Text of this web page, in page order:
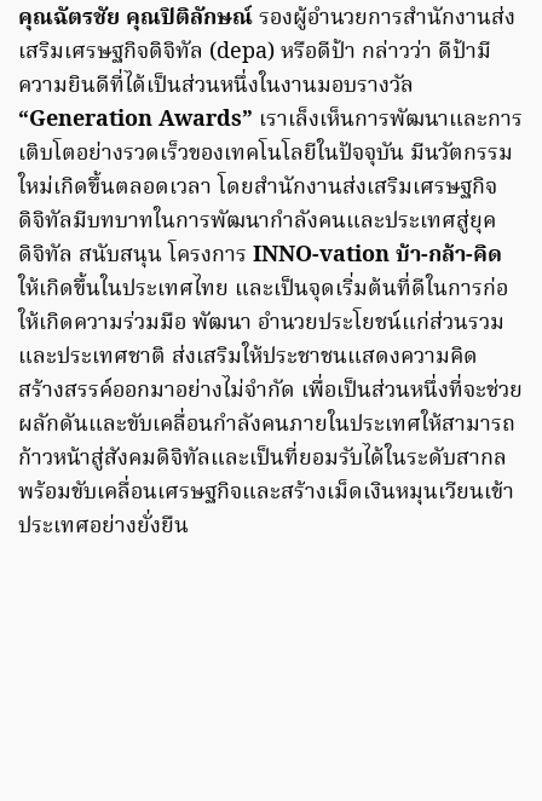
คุณฉัตรชัย คุณปิติลักษณ์รองผู้อำนวยการสำนักงานส่ง
เสริมเศรษฐกิจดิจิทัล (depa) หรือดีป้า กล่าวว่า ดีป้ามี
ความยินดีที่ได้เป็นส่วนหนึ่งในงานมอบรางวัล
“Generation Awards” เราเล็งเห็นการพัฒนาและการ
เติบโตอย่างรวดเร็วของเทคโนโลยีในปัจจุบัน มีนวัตกรรม
ใหม่เกิดขึ้นตลอดเวลา โดยสำนักงานส่งเสริมเศรษฐกิจ
ดิจิทัลมีบทบาทในการพัฒนากำลังคนและประเทศสู่ยุค
ดิจิทัล สนับสนุน โครงการ INNO-vation บ้า-กล้า-คิด
ให้เกิดขึ้นในประเทศไทย และเป็นจุดเริ่มต้นที่ดีในการก่อ
ให้เกิดความร่วมมือ พัฒนา อำนวยประโยชน์แก่ส่วนรวม
และประเทศชาติ ส่งเสริมให้ประชาชนแสดงความคิด
สร้างสรรค์ออกมาอย่างไม่จำกัด เพื่อเป็นส่วนหนึ่งที่จะช่วย
ผลักดันและขับเคลื่อนกำลังคนภายในประเทศให้สามารถ
ก้าวหน้าสู่สังคมดิจิทัลและเป็นที่ยอมรับได้ในระดับสากล
พร้อมขับเคลื่อนเศรษฐกิจและสร้างเม็ดเงินหมุนเวียนเข้า
ประเทศอย่างยั่งยืน